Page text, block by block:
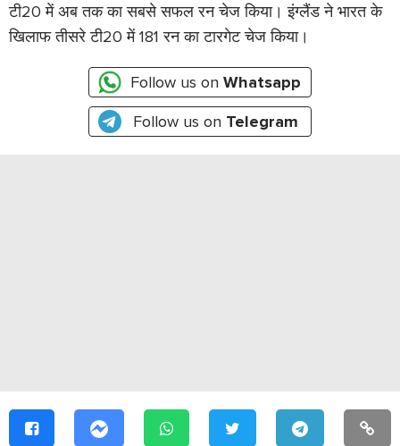
टी20 में अब तक का सबसे सफल रन चेज किया। इंग्लैंड ने भारत के
खिलाफ तीसरे टी20 में 181 रन का टारगेट चेज किया।
Follow us on Whatsapp
Follow us on Telegram